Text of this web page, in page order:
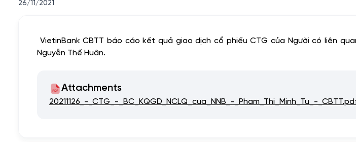
26/11/2021
VietinBank CBTT báo cáo kết quả giao dịch cổ phiếu CTG của Người có liên
Nguyễn Thế Huân.
Attachments
20211126_-_CTG_-_BC_KQGD_NCLQ_cua_NNB_-_Pham_Thi_Minh_Tu_-